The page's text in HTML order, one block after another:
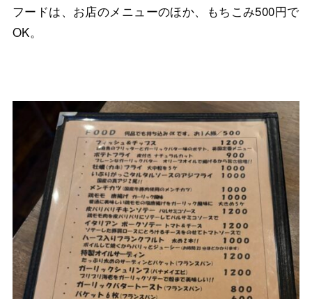
フードは、お店のメニューのほか、もちこみ500円で
OK。